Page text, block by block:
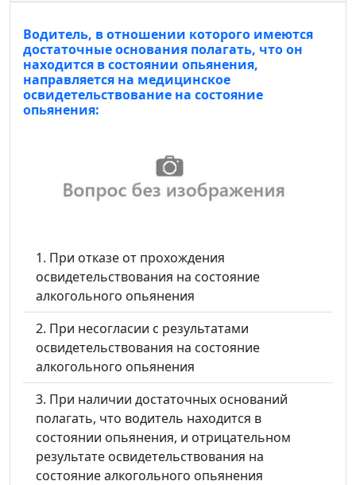
Водитель, в отношении которого имеются
достаточные основания полагать, что он
находится в состоянии опьянения,
направляется на медицинское
освидетельствование на состояние
опьянения:
При отказе от прохождения
освидетельствования на состояние
алкогольного опьянения
При несогласии с результатами
освидетельствования на состояние
алкогольного опьянения
При наличии достаточных оснований
полагать, что водитель находится в
состоянии опьянения, и отрицательном
результате освидетельствования на
состояние алкогольного опьянения